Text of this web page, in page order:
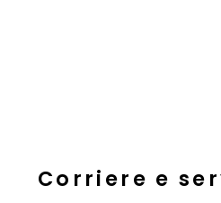
Corriere e